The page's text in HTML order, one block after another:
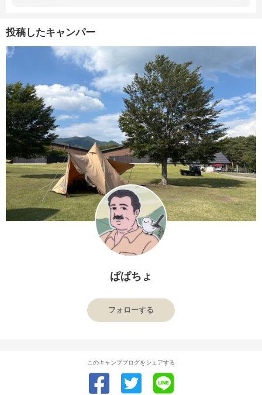
投稿したキャンパー
ぱぱちょ
フォローする
このキャンプブログをシェアする